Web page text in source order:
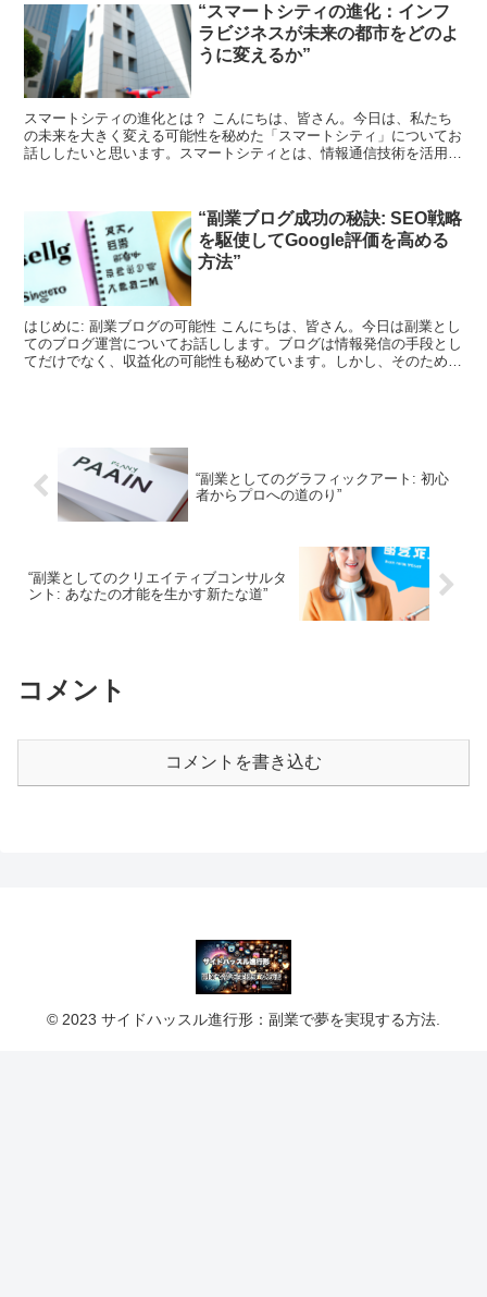
“スマートシティの進化：インフ
ラビジネスが未来の都市をどのよ
うに変えるか”
スマートシティの進化とは？ こんにちは、皆さん。今日は、私たち
の未来を大きく変える可能性を秘めた「スマートシティ」についてお
話ししたいと思います。スマートシティとは、情報通信技術を活用し
“副業ブログ成功の秘訣: SEO戦略
を駆使してGoogle評価を高める
方法”
はじめに: 副業ブログの可能性 こんにちは、皆さん。今日は副業とし
てのブログ運営についてお話しします。ブログは情報発信の手段とし
てだけでなく、収益化の可能性も秘めています。しかし、そのために
“副業としてのグラフィックアート: 初心
者からプロへの道のり”
“副業としてのクリエイティブコンサルタ
ント: あなたの才能を生かす新たな道”
コメント
コメントを書き込む
© 2023 サイドハッスル進行形：副業で夢を実現する方法.